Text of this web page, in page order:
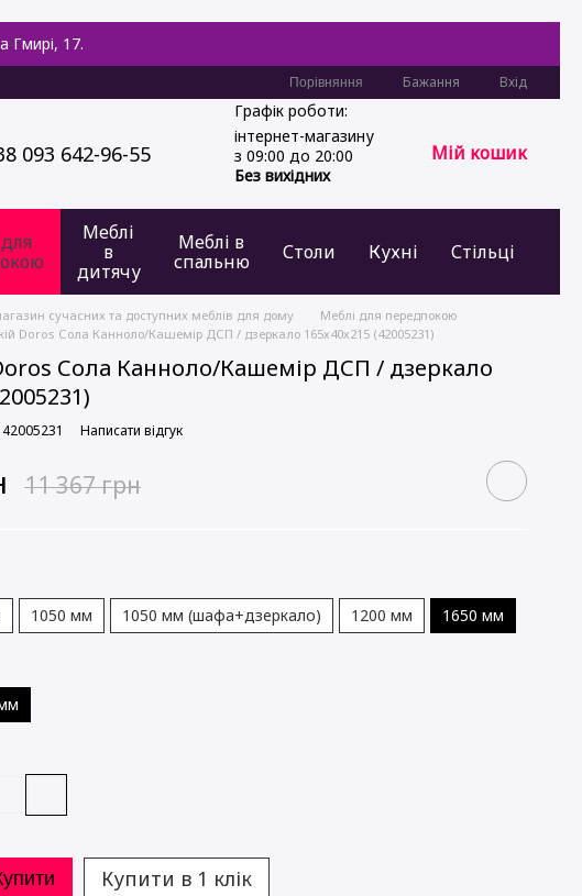
Гмирі, 17.
Порівняння Бажання Вхід
093 642-96-55
Графік роботи:
інтернет-магазину
з 09:00 до 20:00
Без вихідних
Мій кошик
Меблі
в
дитячу
Меблі в
спальню
Столи Кухні Стільці
сучасних та доступних меблів для дому
Меблі для передпокою
Doros Сола Канноло/Кашемір ДСП / дзеркало 165х40х215 (42005231)
Сола Канноло/Кашемір ДСП / дзеркало
Написати відгук
11 367 грн
1050 мм 1050 мм (шафа+дзеркало) 1200 мм 1650 мм
Купити в 1 клік